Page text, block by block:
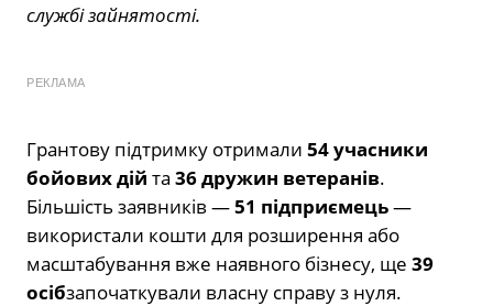
службі зайнятості.
РЕКЛАМА
Грантову підтримку отримали 54 учасники
бойових дій та 36 дружин ветеранів.
Більшість заявників —51 підприємець—
використали кошти для розширення або
масштабування вже наявного бізнесу, ще 39
осібзапочаткували власну справу з нуля.